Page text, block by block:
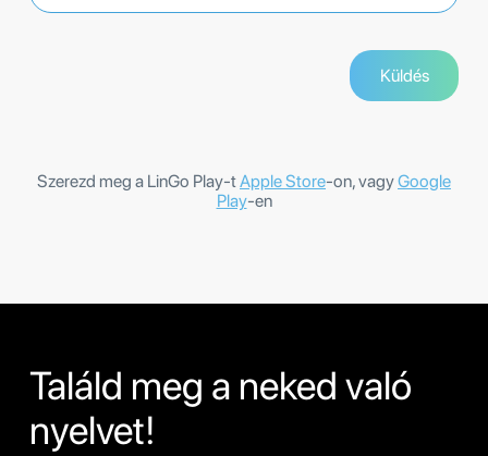
Szerezd meg a LinGo Play-tApple Store-on, vagyGoogle
Play-en
Találd meg a neked való
nyelvet!